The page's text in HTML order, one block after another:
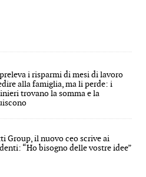
i risparmi di mesi di lavoro
alla famiglia, ma li perde: i
trovano la somma e la
Group, il nuovo ceo scrive ai
“Ho bisogno delle vostre idee”